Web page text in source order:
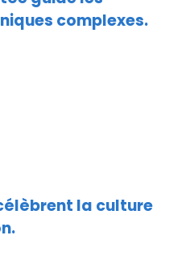
complexes.
la culture